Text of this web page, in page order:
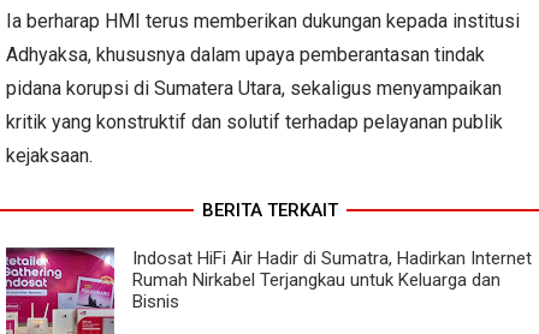
Ia berharap HMI terus memberikan dukungan kepada institusi
Adhyaksa, khususnya dalam upaya pemberantasan tindak
pidana korupsi di Sumatera Utara, sekaligus menyampaikan
kritik yang konstruktif dan solutif terhadap pelayanan publik
kejaksaan.
BERITA TERKAIT
Indosat HiFi Air Hadir di Sumatra, Hadirkan Internet
Rumah Nirkabel Terjangkau untuk Keluarga dan
Bisnis